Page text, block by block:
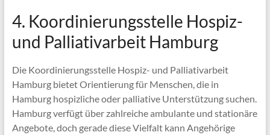
4. Koordinierungsstelle Hospiz-
und Palliativarbeit Hamburg
Die Koordinierungsstelle Hospiz- und Palliativarbeit
Hamburg bietet Orientierung für Menschen, die in
Hamburg hospizliche oder palliative Unterstützung suchen.
Hamburg verfügt über zahlreiche ambulante und stationäre
Angebote, doch gerade diese Vielfalt kann Angehörige